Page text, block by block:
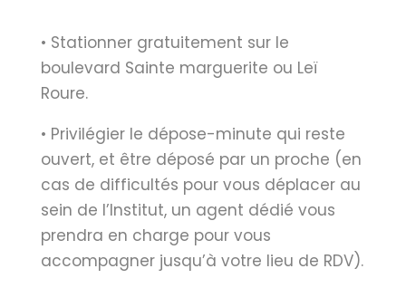
• Stationner gratuitement sur le
boulevard Sainte marguerite ou Leï
Roure.
• Privilégier le dépose-minute qui reste
ouvert, et être déposé par un proche (en
cas de difficultés pour vous déplacer au
sein de l’Institut, un agent dédié vous
prendra en charge pour vous
accompagner jusqu’à votre lieu de RDV).